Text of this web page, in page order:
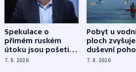
Spekulace o
přímém ruském
útoku jsou pošetilé,
míní estonský
7. 8. 2026
Pobyt u
ploch zvyšuje
duševní
ukázala
7. 8. 2026